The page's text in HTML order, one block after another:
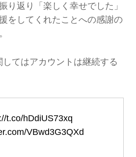
り返り「楽しく幸せでした」
をしてくれたことへの感謝の
てはアカウントは継続する
t.co/hDdiUS73xq
VBwd3G3QXd